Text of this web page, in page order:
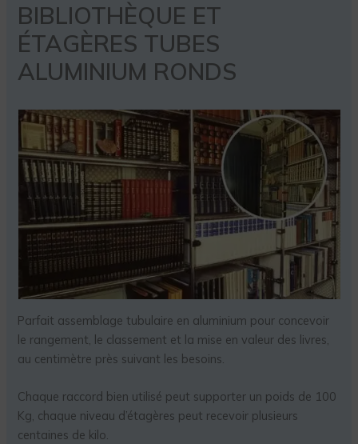
BIBLIOTHÈQUE ET
ÉTAGÈRES TUBES
ALUMINIUM RONDS
Parfait assemblage tubulaire en aluminium pour concevoir
le rangement, le classement et la mise en valeur des livres,
au centimètre près suivant les besoins.
Chaque raccord bien utilisé peut supporter un poids de 100
Kg, chaque niveau d’étagères peut recevoir plusieurs
centaines de kilo.